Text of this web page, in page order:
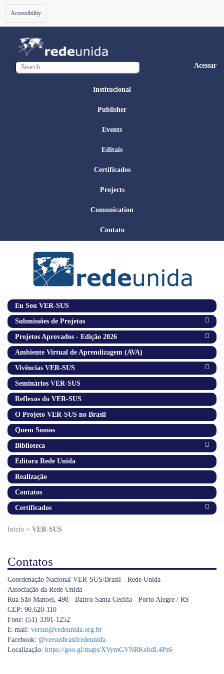
Toggle
navigation
Accessibility
Acessar
Institucional
Publisher
Events
Editais
Certificados
Projects
Comunication
Contato
Eu Sou VER-SUS
Submissões de Projetos
Projetos Aprovados - Edição 2026
Ambiente Virtual de Aprendizagem (AVA)
Vivências VER-SUS
Seminários VER-SUS
Reflexos do VER-SUS
O Projeto VER-SUS no Brasil
Quem Somos
Biblioteca
Editora Rede Unida
Realização
Contatos
Certificados
Início > VER-SUS
Contatos
Coordenação Nacional VER-SUS/Brasil - Rede Unida
Associação da Rede Unida
Rua São Manoel, 498 - Bairro Santa Cecília - Porto Alegre / RS
CEP: 90.620-110
Fone: (51) 3391-1252
E-mail: versus@redeunida.org.br
Facebook: @versusbrasilredeunida
Localização: https://goo.gl/maps/XVymGVNRKxbdL4Pz6